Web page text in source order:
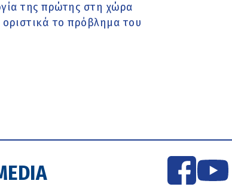
της πρώτης στη χώρα
οριστικά το πρόβλημα του